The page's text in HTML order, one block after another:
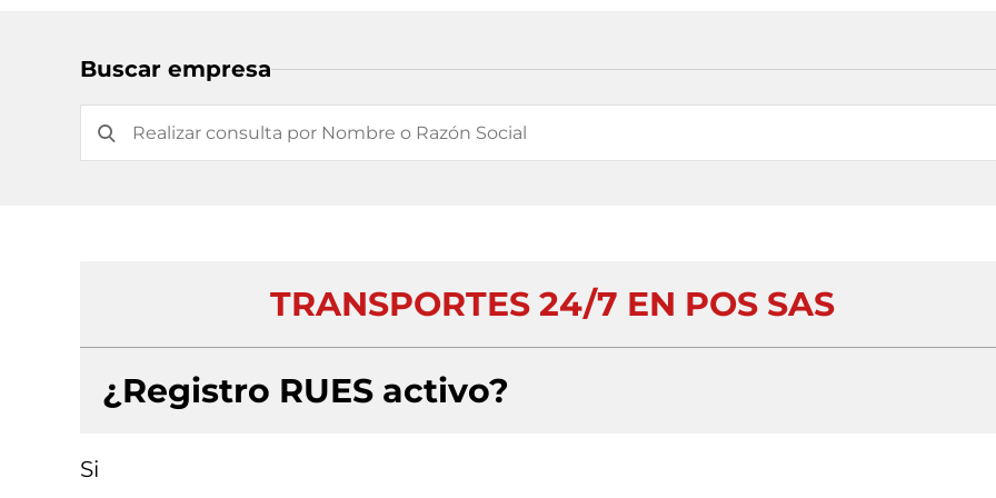
Buscar empresa
TRANSPORTES 24/7 EN POS SAS
¿Registro RUES activo?
Si